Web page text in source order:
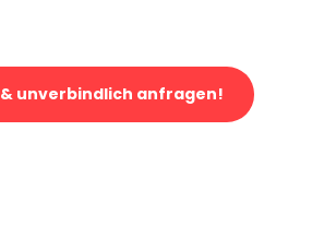
unverbindlich anfragen!